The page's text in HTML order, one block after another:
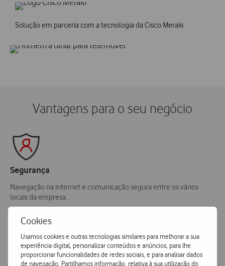
Cookies
Usamos cookies e outras tecnologias similares para melhorar a sua
experiência digital, personalizar conteúdos e anúncios, para lhe
proporcionar funcionalidades de redes sociais, e para analisar dados
de navegação. Partilhamos informação, relativa à sua utilização do
Solução em parceria com a tecnologia da Cisco Meraki
Vantagens para o seu negócio
Segurança
Navegação na internet e comunicação segura entre os vários
locais da empresa.
Produtividade